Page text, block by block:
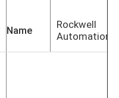
Name
Rockwell
Automation